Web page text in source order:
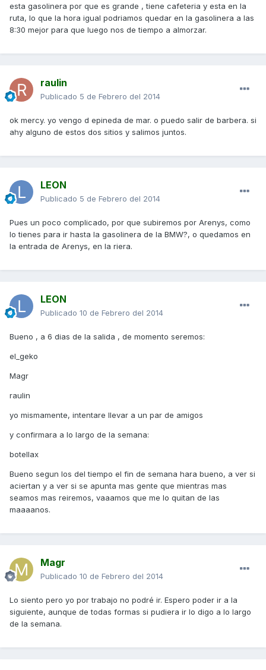
esta gasolinera por que es grande , tiene cafeteria y esta en la
ruta, lo que la hora igual podriamos quedar en la gasolinera a las
8:30 mejor para que luego nos de tiempo a almorzar.
raulin
Publicado 5 de Febrero del 2014
ok mercy. yo vengo d epineda de mar. o puedo salir de barbera. si
ahy alguno de estos dos sitios y salimos juntos.
LEON
Publicado 5 de Febrero del 2014
Pues un poco complicado, por que subiremos por Arenys, como
lo tienes para ir hasta la gasolinera de la BMW?, o quedamos en
la entrada de Arenys, en la riera.
LEON
Publicado 10 de Febrero del 2014
Bueno , a 6 dias de la salida , de momento seremos:
el_geko
Magr
raulin
yo mismamente, intentare llevar a un par de amigos
y confirmara a lo largo de la semana:
botellax
Bueno segun los del tiempo el fin de semana hara bueno, a ver si
aciertan y a ver si se apunta mas gente que mientras mas
seamos mas reiremos, vaaamos que me lo quitan de las
maaaanos.
Magr
Publicado 10 de Febrero del 2014
Lo siento pero yo por trabajo no podré ir. Espero poder ir a la
siguiente, aunque de todas formas si pudiera ir lo digo a lo largo
de la semana.